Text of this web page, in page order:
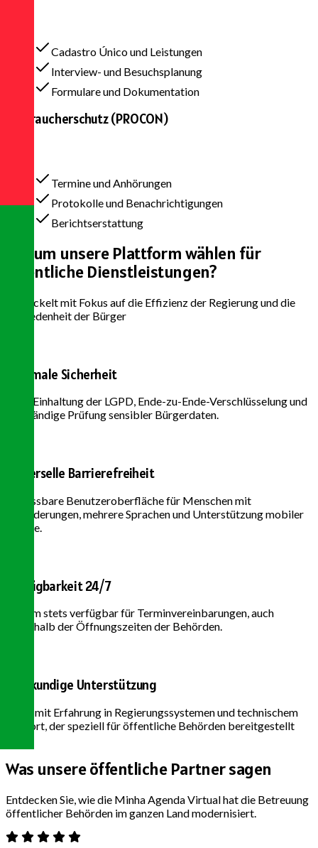
Cadastro Único und Leistungen
Interview- und Besuchsplanung
Formulare und Dokumentation
Verbraucherschutz (PROCON)
Termine und Anhörungen
Protokolle und Benachrichtigungen
Berichtserstattung
Warum unsere Plattform wählen für
öffentliche Dienstleistungen?
Entwickelt mit Fokus auf die Effizienz der Regierung und die
Zufriedenheit der Bürger
Maximale Sicherheit
Volle Einhaltung der LGPD, Ende-zu-Ende-Verschlüsselung und
vollständige Prüfung sensibler Bürgerdaten.
Universelle Barrierefreiheit
Anpassbare Benutzeroberfläche für Menschen mit
Behinderungen, mehrere Sprachen und Unterstützung mobiler
Geräte.
Verfügbarkeit 24/7
System stets verfügbar für Terminvereinbarungen, auch
außerhalb der Öffnungszeiten der Behörden.
Fachkundige Unterstützung
Team mit Erfahrung in Regierungssystemen und technischem
Support, der speziell für öffentliche Behörden bereitgestellt
Was unsereöffentliche Partner sagen
Entdecken Sie, wie die Minha Agenda Virtual hat die Betreuung
öffentlicher Behörden im ganzen Land modernisiert.